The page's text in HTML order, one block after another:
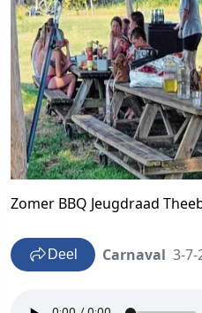
Zomer BBQ Jeugdraad
Deel Carnaval 3-7-